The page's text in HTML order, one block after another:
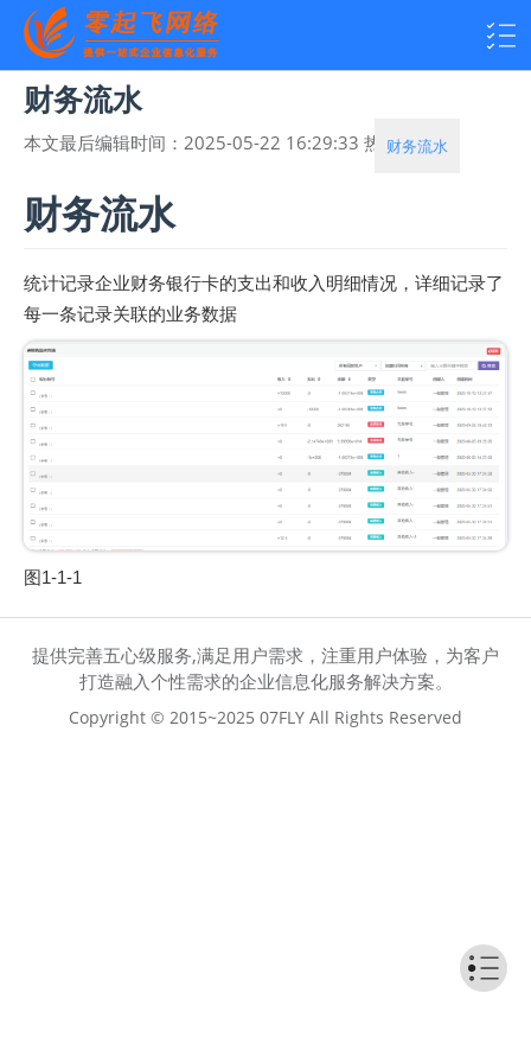
财务流水
本文最后编辑时间： 2025-05-22 16:29:33 热度：2007
财务流水
统计记录企业财务银行卡的支出和收入明细情况，详细记录了
每一条记录关联的业务数据
图1-1-1
财务流水
提供完善五心级服务,满足用户需求，注重用户体验，为客户
打造融入个性需求的企业信息化服务解决方案。
Copyright © 2015~2025 07FLY All Rights Reserved